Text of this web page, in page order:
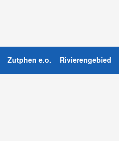
Zutphen e.o. Rivierengebied